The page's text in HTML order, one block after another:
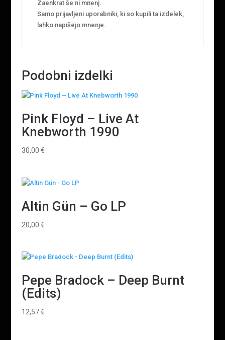
Zaenkrat še ni mnenj.
Samo prijavljeni uporabniki, ki so kupili ta izdelek,
lahko napišejo mnenje.
Podobni izdelki
Pink Floyd ‎– Live At
Knebworth 1990
30,00 €
Altin Gün – Go LP
20,00 €
Pepe Bradock – Deep Burnt
(Edits)
12,57€